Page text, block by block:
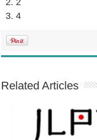
3. 4
Related Articles